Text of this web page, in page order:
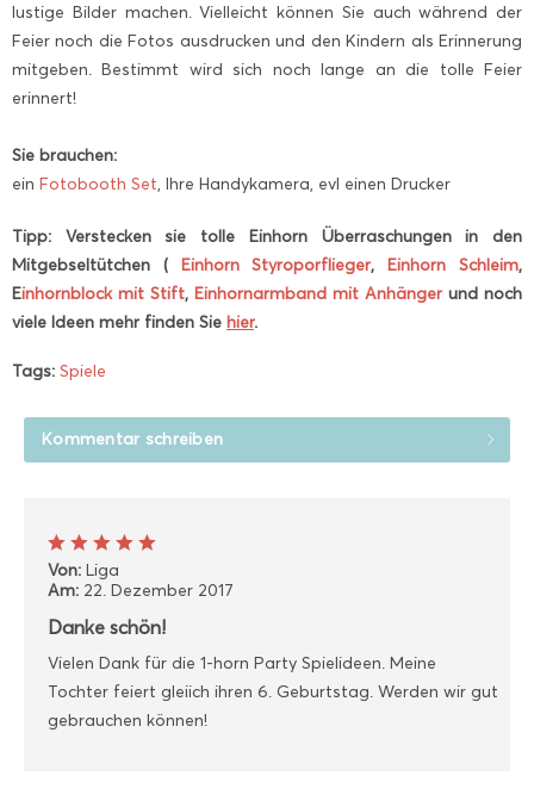
lustige Bilder machen. Vielleicht können Sie auch während der
Feier noch die Fotos ausdrucken und den Kindern als Erinnerung
mitgeben. Bestimmt wird sich noch lange an die tolle Feier
erinnert!
Sie brauchen:
ein Fotobooth Set, Ihre Handykamera, evl einen Drucker
Tipp: Verstecken sie tolle Einhorn Überraschungen in den
Mitgebseltütchen ( Einhorn Styroporflieger, Einhorn Schleim,
Einhornblock mit Stift, Einhornarmband mit Anhänger und noch
viele Ideen mehr finden Sie hier.
Tags: Spiele
Kommentar schreiben
Von: Liga
Am: 22. Dezember 2017
Danke schön!
Vielen Dank für die 1-horn Party Spielideen. Meine
Tochter feiert gleiich ihren 6. Geburtstag. Werden wir gut
gebrauchen können!